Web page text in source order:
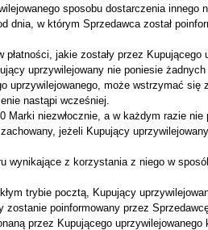
sposobu dostarczenia innego
w którym Sprzedawca został
jakie zostały przez
uprzywilejowany nie poniesie żadnych
uprzywilejowanego, może wstrzymać
nastąpi wcześniej.
niezwłocznie, a w każdym razie
jeżeli Kupujący
z korzystania z niego w
trybie pocztą, Kupujący
poinformowany przez
przez Kupującego